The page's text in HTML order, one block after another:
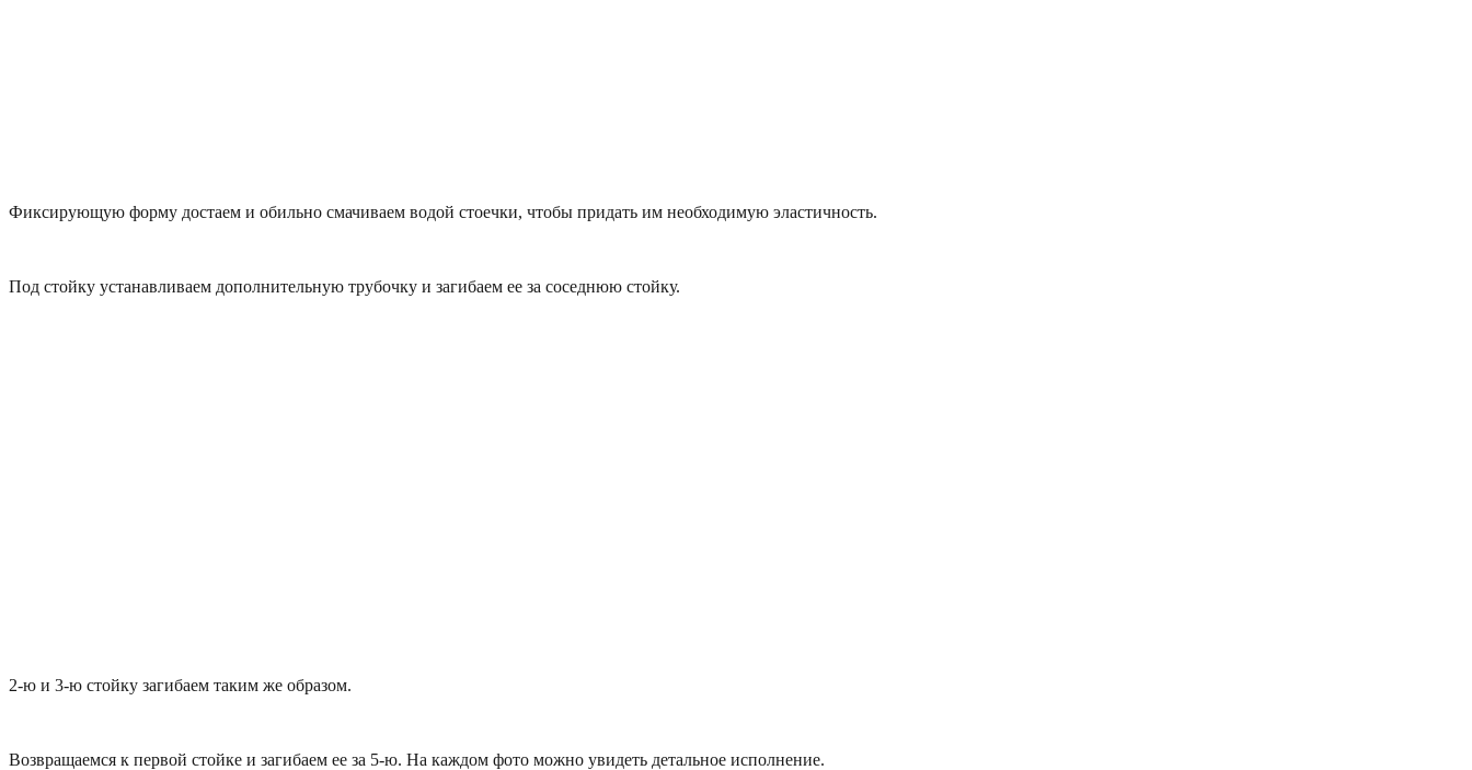
Фиксирующую форму достаем и обильно смачиваем водой стоечки, чтобы придать им необходимую эластичность.
Под стойку устанавливаем дополнительную трубочку и загибаем ее за соседнюю стойку.
2-ю и 3-ю стойку загибаем таким же образом.
Возвращаемся к первой стойке и загибаем ее за 5-ю. На каждом фото можно увидеть детальное исполнение.